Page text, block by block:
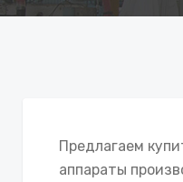
Предлагаем
аппараты